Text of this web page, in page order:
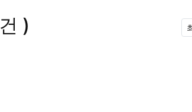
건 )